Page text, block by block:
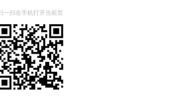
一扫在手机打开当前页